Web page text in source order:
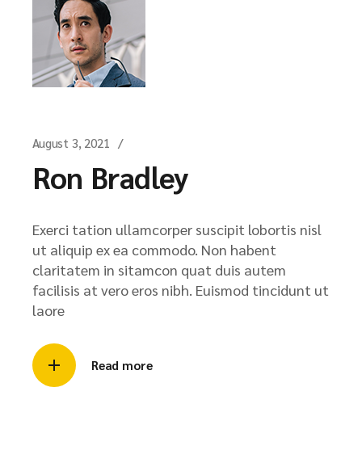
August 3, 2021
Ron Bradley
Exerci tation ullamcorper suscipit lobortis nisl
ut aliquip ex ea commodo. Non habent
claritatem in sitamcon quat duis autem
facilisis at vero eros nibh. Euismod tincidunt ut
laore
Read more